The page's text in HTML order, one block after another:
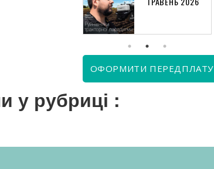
ОФОРМИТИ ПЕРЕДПЛАТУ
у рубриці :